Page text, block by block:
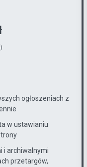
ogłoszeniach z
w ustawianiu
i archiwalnymi
przetargów,